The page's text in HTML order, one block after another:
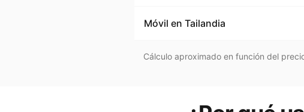
Móvil en Tailandia
Cálculo aproximado en función del